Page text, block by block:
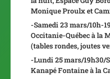
Monique Proulx et
-Samedi 23 mars/10h-
Occitanie-Québecà la
(tables rondes, joutes
-Lundi 25 mars/19h30/
Kanapé Fontaine à la